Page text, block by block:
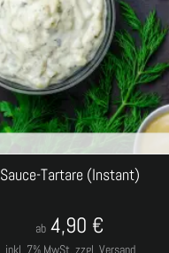
Sauce-Tartare (Instant)
inkl. 7% MwSt. zzgl. Versand
ab 4,90 €